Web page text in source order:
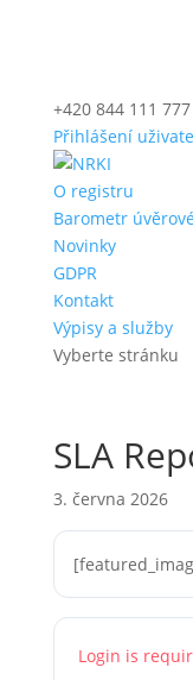
+420 844 111 777
Přihlášení
O registru
Barometr
Novinky
GDPR
Kontakt
Výpisy a služby
Vyberte stránku
SLA
3. června 2026
Login is